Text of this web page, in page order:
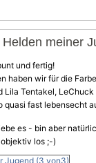
meiner
und fertig!
haben wir für die
Lila Tentakel,
quasi fast lebensecht
es - bin aber
los ;-)